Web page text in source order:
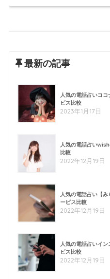
最新の記事
人気の電話占いコ
ビス比較
2023年1月17日
人気の電話占い
比較
2022年12月19日
人気の電話占い【
ービス比較
2022年12月19日
人気の電話占いイ
ビス比較
2022年12月19日